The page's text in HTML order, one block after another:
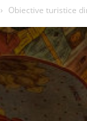
Obiective turistice